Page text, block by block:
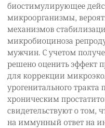
биостимулирующее
микроорганизмы,
механизмов
микробиоциноза
мужчин. С учетом
решено оценить эффект
для коррекции
урогенитального
хроническим
свидетельствуют о том,
на иммунный ответ на